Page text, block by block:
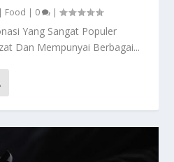
Food 0 |
Yang Sangat Populer
Dan Mempunyai Berbagai...